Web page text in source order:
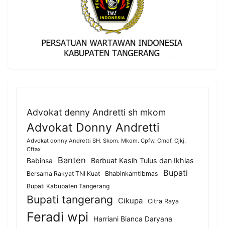
Advokat denny Andretti sh mkom
Advokat Donny Andretti
Advokat donny Andretti SH. Skom. Mkom. Cpfw. Cmdf. Cjkj.
Cftax
Babinsa Banten Berbuat Kasih Tulus dan Ikhlas
Bersama Rakyat TNI Kuat Bhabinkamtibmas Bupati
Bupati Kabupaten Tangerang
Bupati tangerang Cikupa Citra Raya
Feradi wpi Harriani Bianca Daryana